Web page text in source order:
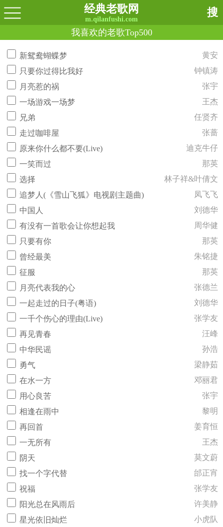
经典老歌网
m.qilanfushi.com
搜
我喜欢的老歌Top500
新鸳鸯蝴蝶梦
黄安
只要你过得比我好
钟镇涛
月亮惹的祸
张宇
一场游戏一场梦
王杰
兄弟
任贤齐
走过咖啡屋
张蔷
原来你什么都不要(Live)
迪克牛仔
一笑而过
那英
选择
林子祥&叶倩文
追梦人(《雪山飞狐》电视剧主题曲)
凤飞飞
中国人
刘德华
有没有一首歌会让你想起我
周华健
只要有你
那英
曾经最美
朱铭捷
征服
那英
月亮代表我的心
张德兰
一起走过的日子(粤语)
刘德华
一千个伤心的理由(Live)
张学友
再见青春
汪峰
中华民谣
孙浩
勇气
梁静茹
在水一方
邓丽君
用心良苦
张宇
相逢在雨中
黎明
再回首
姜育恒
一无所有
王杰
阴天
莫文蔚
找一个字代替
邰正宵
祝福
张学友
阳光总在风雨后
许美静
星光依旧灿烂
小虎队